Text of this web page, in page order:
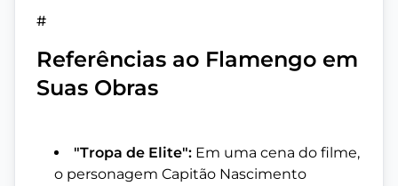
#
Referências ao Flamengo em
Suas Obras
"Tropa de Elite": Em uma cena do filme,
o personagem Capitão Nascimento